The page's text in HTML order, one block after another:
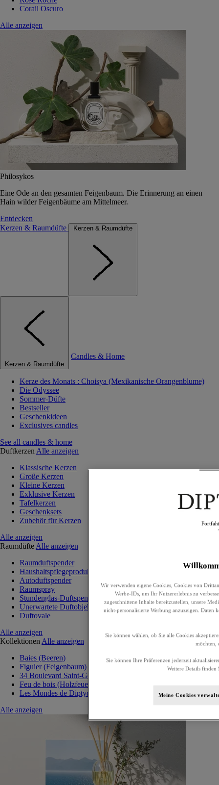
Corail Oscuro
Alle anzeigen
Philosykos
Eine Ode an den gesamten Feigenbaum. Die Erinnerung an einen
Hain wilder Feigenbäume am Mittelmeer.
Entdecken
Kerzen & Raumdüfte
Kerzen & Raumdüfte
Kerzen & Raumdüfte
Candles & Home
Kerze des Monats : Choisya (Mexikanische Orangenblume)
Die Odyssee
Sommer-Düfte
Bestseller
Geschenkideen
Exclusives candles
See all candles & home
Duftkerzen Alle anzeigen
Klassische Kerzen
Große Kerzen
Kleine Kerzen
Exklusive Kerzen
Tafelkerzen
Geschenksets
Zubehör für Kerzen
Alle anzeigen
Raumdüfte Alle anzeigen
Raumduftspender
Haushaltspflegeprodukte
Autoduftspender
Raumspray
Stundenglas-Duftspender
Unerwartete Duftobjekte
Duftovale
Alle anzeigen
Kollektionen Alle anzeigen
Baies (Beeren)
Figuier (Feigenbaum)
34 Boulevard Saint-Germain
Feu de bois (Holzfeuer)
Les Mondes de Diptyque
Alle anzeigen
Wir verwenden eigene Cookies, Cookies von
Werbe-IDs, um Ihr Nutzererlebnis zu
zugeschnittene Inhalte bereitzustellen, unsere
nicht-personalisierte Werbung anzuzeigen. Daten
Sie können wählen, ob Sie alle Cookies
möchten,
Sie können Ihre Präferenzen jederzeit
Weitere Details finden
Meine Cookies